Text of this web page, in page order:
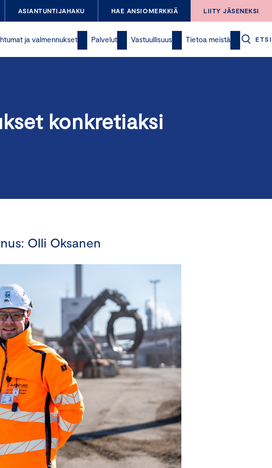
ASIANTUNTIJAHAKU HAE ANSIOMERKKIÄ LIITY JÄSENEKSI
ja valmennukset Palvelut Vastuullisuus Tietoa meistä ETSI
konkretiaksi
Olli Oksanen